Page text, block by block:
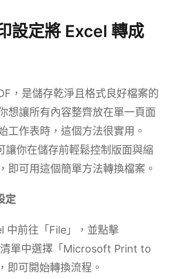
設定將 Excel 轉成
，是儲存乾淨且格式良好檔案的
想讓所有內容整齊放在單一頁面
工作表時，這個方法很實用。
讓你在儲存前輕鬆控制版面與縮
即可用這個簡單方法轉換檔案。
定
前往「File」，並點擊
清單中選擇「Microsoft Print to
即可開始轉換流程。